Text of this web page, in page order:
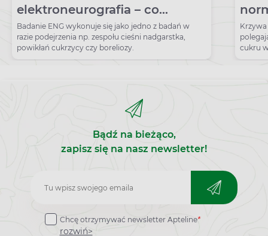
elektroneurografia – co
diagnozuje, jak przebiega?
Badanie ENG wykonuje się jako jedno z badań w
razie podejrzenia np. zespołu cieśni nadgarstka,
powikłań cukrzycy czy boreliozy.
cukru
Bądź na bieżąco,
zapisz się na nasz newsletter!
Zapisz
do
Chcę otrzymywać newsletter Apteline*
rozwiń>